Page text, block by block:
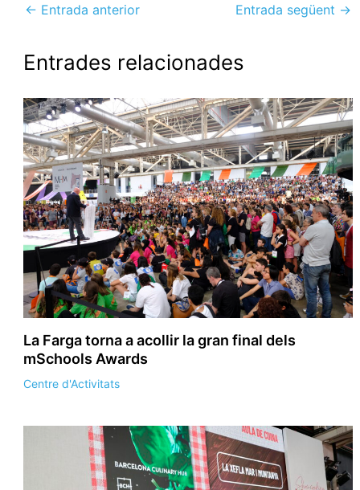
← Entrada anterior Entrada següent →
Entrades relacionades
La Farga torna a acollir la gran final dels
mSchools Awards
Centre d'Activitats